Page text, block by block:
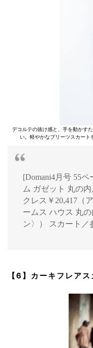
デコルテの抜け感と、手を動かす
い。軽やかなプリーツスカート
[Domani4月号 55
ム ガゼット 丸の
クレス￥20,417（
ームス ハウス 丸
ン〉） スカート／
【6】カーキフレア